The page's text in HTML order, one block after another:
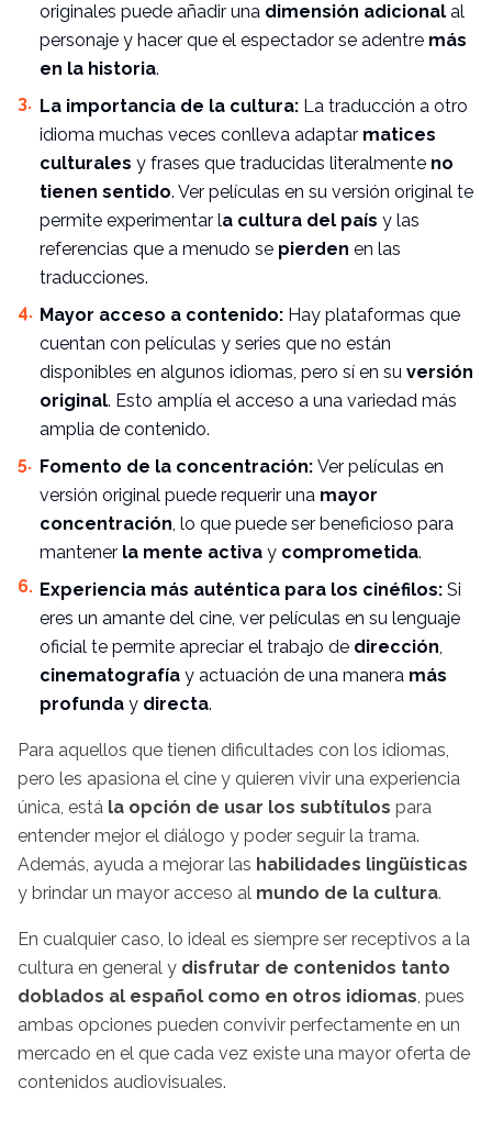
originales puede añadir una dimensión adicional al
personaje y hacer que el espectador se adentre más
en la historia.
La importancia de la cultura: La traducción a otro
idioma muchas veces conlleva adaptar matices
culturales y frases que traducidas literalmente no
tienen sentido. Ver películas en su versión original te
permite experimentar la cultura del país y las
referencias que a menudo se pierden en las
traducciones.
Mayor acceso a contenido: Hay plataformas que
cuentan con películas y series que no están
disponibles en algunos idiomas, pero sí en su versión
original. Esto amplía el acceso a una variedad más
amplia de contenido.
Fomento de la concentración: Ver películas en
versión original puede requerir una mayor
concentración, lo que puede ser beneficioso para
mantener la mente activa y comprometida.
Experiencia más auténtica para los cinéfilos: Si
eres un amante del cine, ver películas en su lenguaje
oficial te permite apreciar el trabajo de dirección,
cinematografía y actuación de una manera más
profunda y directa.
Para aquellos que tienen dificultades con los idiomas,
pero les apasiona el cine y quieren vivir una experiencia
única, está la opción de usar los subtítulos para
entender mejor el diálogo y poder seguir la trama.
Además, ayuda a mejorar las habilidades lingüísticas
y brindar un mayor acceso al mundo de la cultura.
En cualquier caso, lo ideal es siempre ser receptivos a la
cultura en general y disfrutar de contenidos tanto
doblados al español como en otros idiomas, pues
ambas opciones pueden convivir perfectamente en un
mercado en el que cada vez existe una mayor oferta de
contenidos audiovisuales.